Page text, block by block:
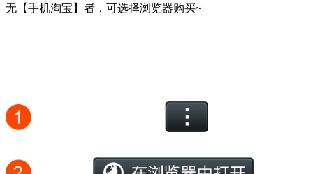
无【手机淘宝】者，可选择浏览器购买~